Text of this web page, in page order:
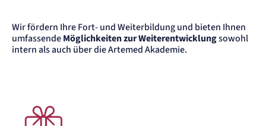
Wir fördern Ihre Fort- und Weiterbildung und bieten Ihnen
umfassendeMöglichkeiten zur Weiterentwicklungsowohl
intern als auch über die Artemed Akademie.